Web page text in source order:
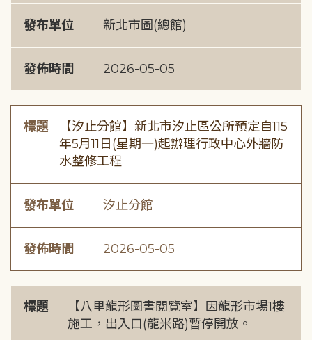
發布單位 新北市圖(總館)
發佈時間 2026-05-05
標題
【汐止分館】新北市汐止區公所預定自115
年5月11日(星期一)起辦理行政中心外牆防
水整修工程
發布單位 汐止分館
發佈時間 2026-05-05
標題
【八里龍形圖書閱覽室】因龍形市場1樓
施工，出入口(龍米路)暫停開放。